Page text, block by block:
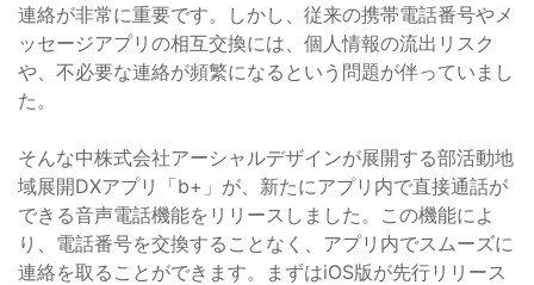
連絡が非常に重要です。しかし、従来の携帯電話番号やメ
ッセージアプリの相互交換には、個人情報の流出リスク
や、不必要な連絡が頻繁になるという問題が伴っていまし
た。
そんな中株式会社アーシャルデザインが展開する部活動地
域展開DXアプリ「b+」が、新たにアプリ内で直接通話が
できる音声電話機能をリリースしました。この機能によ
り、電話番号を交換することなく、アプリ内でスムーズに
連絡を取ることができます。まずはiOS版が先行リリース